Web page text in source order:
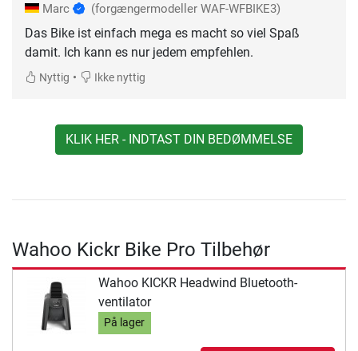
Marc (forgængermodeller WAF-WFBIKE3)
Das Bike ist einfach mega es macht so viel Spaß
damit. Ich kann es nur jedem empfehlen.
Nyttig • Ikke nyttig
KLIK HER - INDTAST DIN BEDØMMELSE
Wahoo Kickr Bike Pro Tilbehør
Wahoo KICKR Headwind Bluetooth-
ventilator
På lager